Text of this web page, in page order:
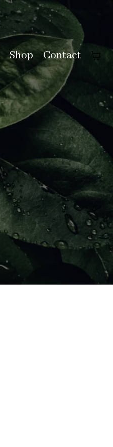
Shop Contact